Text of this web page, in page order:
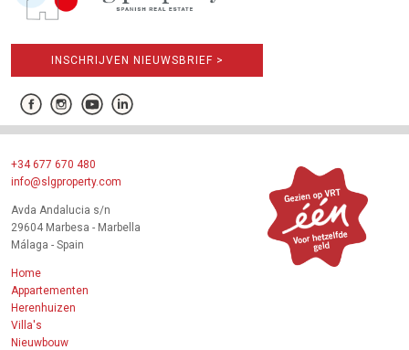
INSCHRIJVEN NIEUWSBRIEF >
+34 677 670 480
info@slgproperty.com
Avda Andalucia s/n
29604 Marbesa - Marbella
Málaga - Spain
Home
Appartementen
Herenhuizen
Villa's
Nieuwbouw